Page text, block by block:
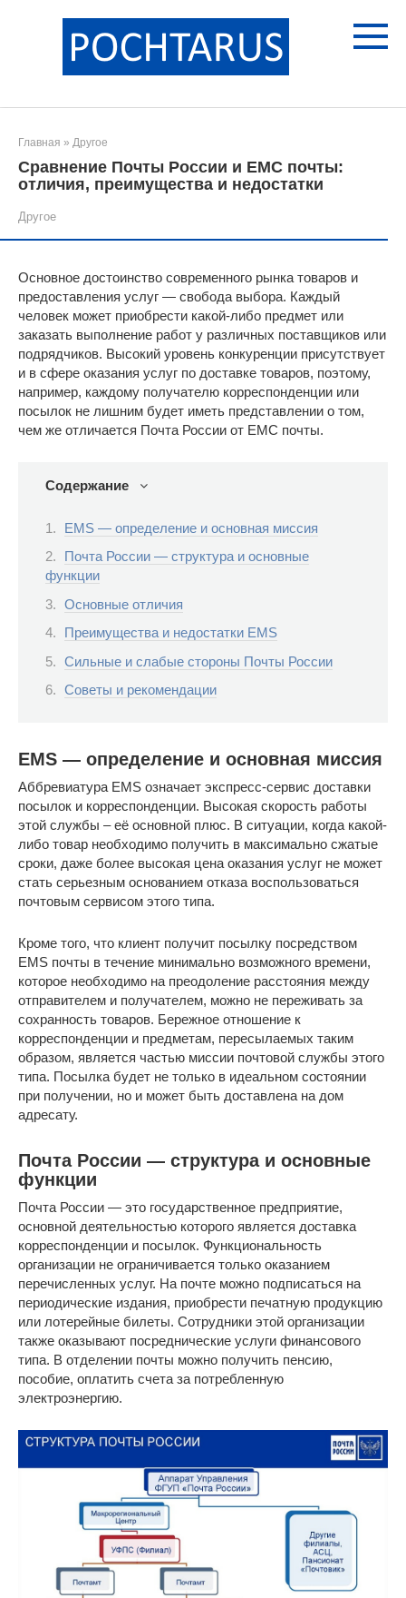
Главная » Другое
Сравнение Почты России и ЕМС почты:
отличия, преимущества и недостатки
Другое
Основное достоинство современного рынка товаров и
предоставления услуг — свобода выбора. Каждый
человек может приобрести какой-либо предмет или
заказать выполнение работ у различных поставщиков или
подрядчиков. Высокий уровень конкуренции присутствует
и в сфере оказания услуг по доставке товаров, поэтому,
например, каждому получателю корреспонденции или
посылок не лишним будет иметь представлении о том,
чем же отличается Почта России от ЕМС почты.
Содержание
ЕМS — определение и основная миссия
Почта России — структура и основные
функции
Основные отличия
Преимущества и недостатки EMS
Сильные и слабые стороны Почты России
Советы и рекомендации
ЕМS — определение и основная миссия
Аббревиатура EMS означает экспресс-сервис доставки
посылок и корреспонденции. Высокая скорость работы
этой службы ‒ её основной плюс. В ситуации, когда какой-
либо товар необходимо получить в максимально сжатые
сроки, даже более высокая цена оказания услуг не может
стать серьезным основанием отказа воспользоваться
почтовым сервисом этого типа.
Кроме того, что клиент получит посылку посредством
EMS почты в течение минимально возможного времени,
которое необходимо на преодоление расстояния между
отправителем и получателем, можно не переживать за
сохранность товаров. Бережное отношение к
корреспонденции и предметам, пересылаемых таким
образом, является частью миссии почтовой службы этого
типа. Посылка будет не только в идеальном состоянии
при получении, но и может быть доставлена на дом
адресату.
Почта России — структура и основные
функции
Почта России — это государственное предприятие,
основной деятельностью которого является доставка
корреспонденции и посылок. Функциональность
организации не ограничивается только оказанием
перечисленных услуг. На почте можно подписаться на
периодические издания, приобрести печатную продукцию
или лотерейные билеты. Сотрудники этой организации
также оказывают посреднические услуги финансового
типа. В отделении почты можно получить пенсию,
пособие, оплатить счета за потребленную
электроэнергию.